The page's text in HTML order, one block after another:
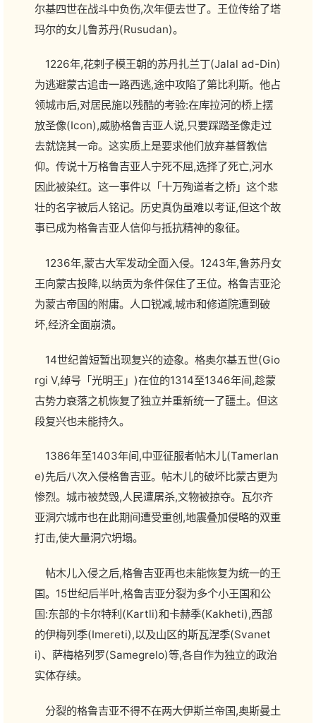
尔基四世在战斗中负伤,次年便去世了。王位传给了塔
玛尔的女儿鲁苏丹(Rusudan)。
1226年,花剌子模王朝的苏丹扎兰丁(Jalal ad-Din)
为逃避蒙古追击一路西逃,途中攻陷了第比利斯。他占
领城市后,对居民施以残酷的考验:在库拉河的桥上摆
放圣像(Icon),威胁格鲁吉亚人说,只要踩踏圣像走过
去就饶其一命。这实质上是要求他们放弃基督教信
仰。传说十万格鲁吉亚人宁死不屈,选择了死亡,河水
因此被染红。这一事件以「十万殉道者之桥」这个悲
壮的名字被后人铭记。历史真伪虽难以考证,但这个故
事已成为格鲁吉亚人信仰与抵抗精神的象征。
1236年,蒙古大军发动全面入侵。1243年,鲁苏丹女
王向蒙古投降,以纳贡为条件保住了王位。格鲁吉亚沦
为蒙古帝国的附庸。人口锐减,城市和修道院遭到破
坏,经济全面崩溃。
14世纪曾短暂出现复兴的迹象。格奥尔基五世(Gio
rgi V,绰号「光明王」)在位的1314至1346年间,趁蒙
古势力衰落之机恢复了独立并重新统一了疆土。但这
段复兴也未能持久。
1386年至1403年间,中亚征服者帖木儿(Tamerlan
e)先后八次入侵格鲁吉亚。帖木儿的破坏比蒙古更为
惨烈。城市被焚毁,人民遭屠杀,文物被掠夺。瓦尔齐
亚洞穴城市也在此期间遭受重创,地震叠加侵略的双重
打击,使大量洞穴坍塌。
帖木儿入侵之后,格鲁吉亚再也未能恢复为统一的王
国。15世纪后半叶,格鲁吉亚分裂为多个小王国和公
国:东部的卡尔特利(Kartli)和卡赫季(Kakheti),西部
的伊梅列季(Imereti),以及山区的斯瓦涅季(Svanet
i)、萨梅格列罗(Samegrelo)等,各自作为独立的政治
实体存续。
分裂的格鲁吉亚不得不在两大伊斯兰帝国,奥斯曼土